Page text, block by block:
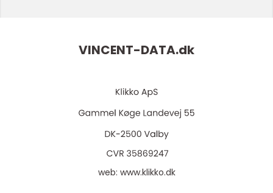
VINCENT-DATA.dk
web: www.klikko.dk